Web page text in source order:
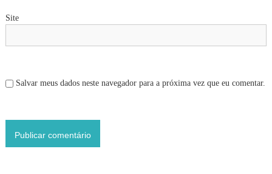
Site
Salvar meus dados neste navegador para a próxima vez que eu comentar.